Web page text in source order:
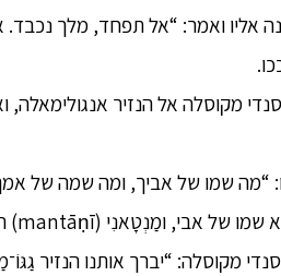
אליו ואמר: “אל תפחד, מלך
מקוסלה אל הנזיר
“מה שמו של אביך, ומה שמה של
מקוסלה: “יברך אותנו הנזיר